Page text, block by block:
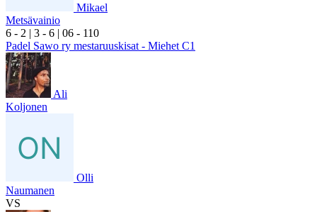
Mikael
Metsävainio
6 - 2 | 3 - 6 | 06 - 110
Padel Sawo ry mestaruuskisat - Miehet C1
Ali
Koljonen
Olli
Naumanen
VS